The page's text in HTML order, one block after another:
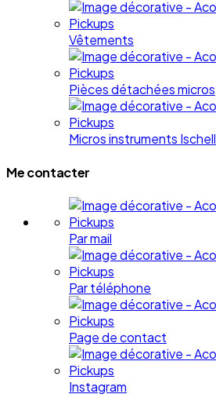
Vêtements
Pièces détachées micros
Micros instruments Ischell
Me contacter
Par mail
Par téléphone
Page de contact
Instagram